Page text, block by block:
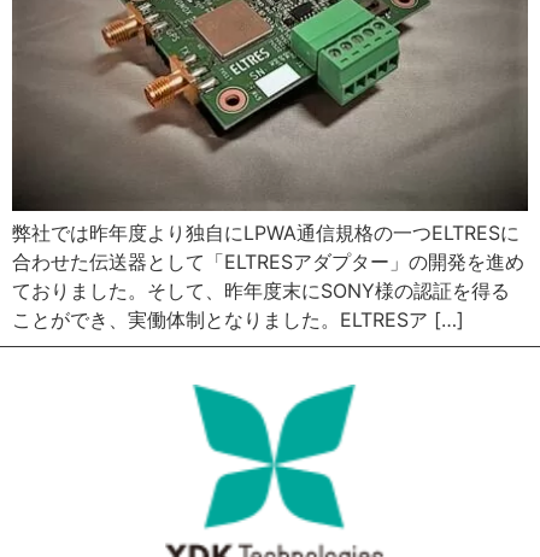
弊社では昨年度より独自にLPWA通信規格の一つELTRESに
合わせた伝送器として「ELTRESアダプター」の開発を進め
ておりました。そして、昨年度末にSONY様の認証を得る
ことができ、実働体制となりました。ELTRESア […]